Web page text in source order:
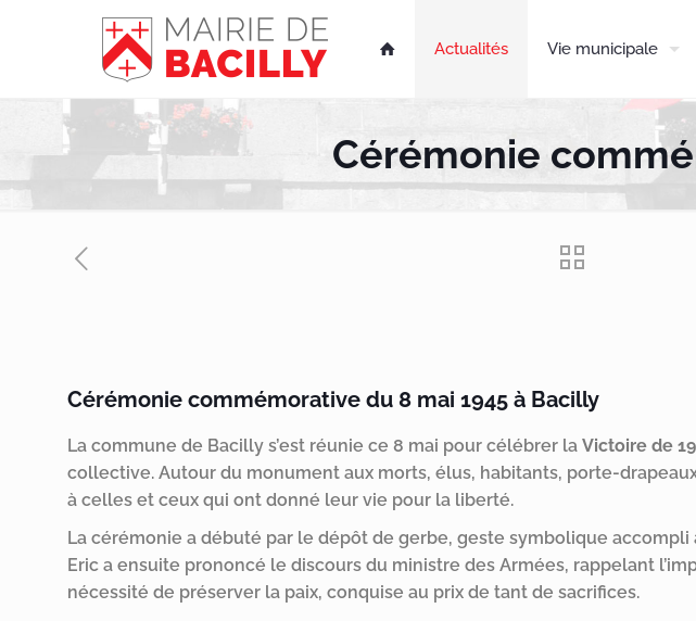
 Actualités Vie municipale
Cérémonie
Cérémonie commémorative du 8 mai 1945 à Bacilly
La commune de Bacilly s’est réunie ce 8 mai pour célébrer la Victoire de
collective. Autour du monument aux morts, élus, habitants, porte-
à celles et ceux qui ont donné leur vie pour la liberté.
La cérémonie a débuté par le dépôt de gerbe, geste symbolique accompli
Eric a ensuite prononcé le discours du ministre des Armées, rappelant
nécessité de préserver la paix, conquise au prix de tant de sacrifices.